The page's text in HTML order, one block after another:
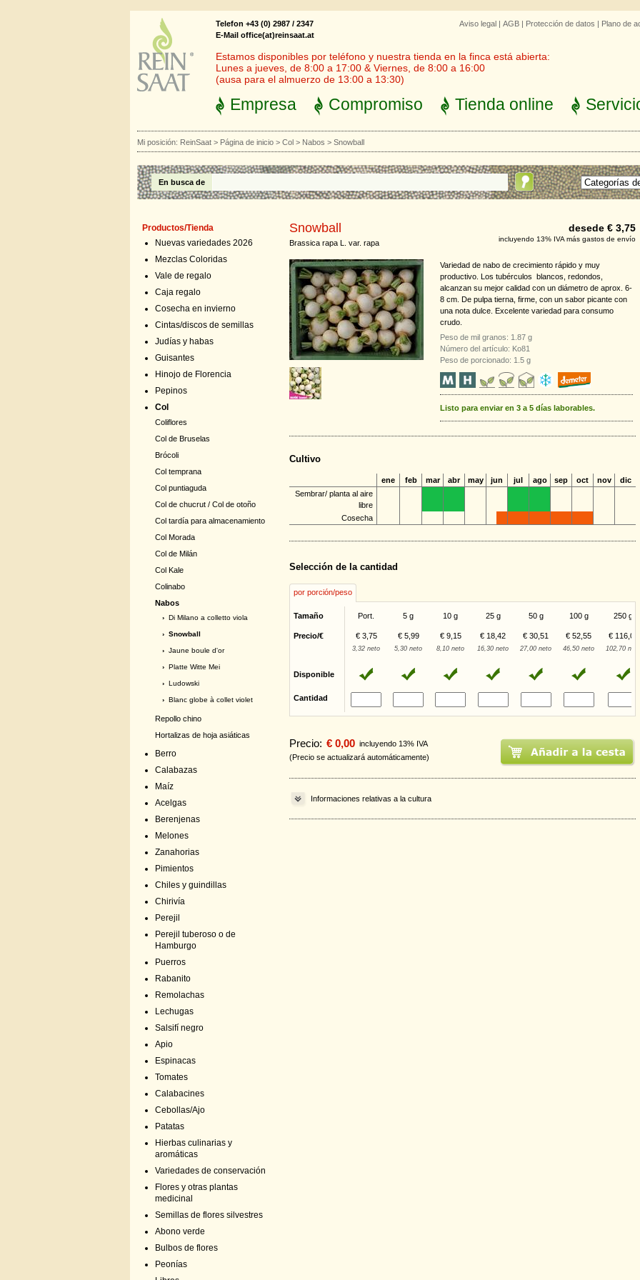
Aviso legal | AGB | Protección de datos | Plano de
Telefon +43 (0) 2987 / 2347
E-Mail office(at)reinsaat.at
Estamos disponibles por teléfono y nuestra tienda en la finca está abierta:
Lunes a jueves, de 8:00 a 17:00 & Viernes, de 8:00 a 16:00
(ausa para el almuerzo de 13:00 a 13:30)
Empresa Compromiso Tienda online
Mi posición: ReinSaat > Página de inicio > Col > Nabos > Snowball
En busca de
Productos/Tienda
Nuevas variedades 2026
Mezclas Coloridas
Vale de regalo
Caja regalo
Cosecha en invierno
Cintas/discos de semillas
Judías y habas
Guisantes
Hinojo de Florencia
Pepinos
Col
Coliflores
Col de Bruselas
Brócoli
Col temprana
Col puntiaguda
Col de chucrut / Col de otoño
Col tardía para almacenamiento
Col Morada
Col de Milán
Col Kale
Colinabo
Nabos
› Di Milano a colletto viola
› Snowball
› Jaune boule d'or
› Platte Witte Mei
› Ludowski
› Blanc globe à collet violet
Repollo chino
Hortalizas de hoja asiáticas
Berro
Calabazas
Maíz
Acelgas
Berenjenas
Melones
Zanahorias
Pimientos
Chiles y guindillas
Chirivía
Perejil
Perejil tuberoso o de
Hamburgo
Puerros
Rabanito
Remolachas
Lechugas
Salsifí negro
Apio
Espinacas
Tomates
Calabacines
Cebollas/Ajo
Patatas
Hierbas culinarias y
aromáticas
Variedades de conservación
Flores y otras plantas
medicinal
Semillas de flores silvestres
Abono verde
Bulbos de flores
Peonías
Snowball
Brassica rapa L. var. rapa
desede € 3,75
incluyendo 13% IVA más gastos de envío
Variedad de nabo de crecimiento rápido y muy
productivo. Los tubérculos blancos, redondos,
alcanzan su mejor calidad con un diámetro de aprox. 6-
8 cm. De pulpa tierna, firme, con un sabor picante con
una nota dulce. Excelente variedad para consumo
crudo.
Peso de mil granos: 1.87 g
Número del artículo: Ko81
Peso de porcionado: 1.5 g
Listo para enviar en 3 a 5 días laborables.
Cultivo
ene feb mar abr may jun jul ago sep oct nov
dic
Sembrar/ planta al aire
libre
Cosecha
Selección de la cantidad
por porción/peso
Tamaño Port. 5 g 10 g 25 g 50 g 100 g 250 g
Precio/€ € 3,75 € 5,99 € 9,15 € 18,42 € 30,51 € 52,55 € 116,05
3,32 neto 5,30 neto 8,10 neto 16,30 neto 27,00 neto 46,50 neto 102,70 neto
Disponible
Cantidad
Precio: € 0,00 incluyendo 13% IVA
(Precio se actualizará automáticamente)
Informaciones relativas a la cultura